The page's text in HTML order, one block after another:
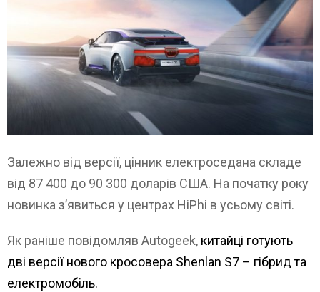
Залежно від версії, цінник електроседана складе
від 87 400 до 90 300 доларів США. На початку року
новинка з’явиться у центрах HiPhi в усьому світі.
Як раніше повідомляв Autogeek, китайці готують
дві версії нового кросовера Shenlan S7 – гібрид та
електромобіль.